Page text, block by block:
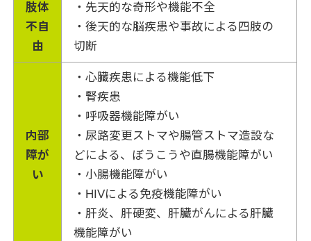
肢体
不自
由
・先天的な奇形や機能不全
・後天的な脳疾患や事故による四肢の
切断
内部
障が
い
・心臓疾患による機能低下
・腎疾患
・呼吸器機能障がい
・尿路変更ストマや腸管ストマ造設な
どによる、ぼうこうや直腸機能障がい
・小腸機能障がい
・HIVによる免疫機能障がい
・肝炎、肝硬変、肝臓がんによる肝臓
機能障がい